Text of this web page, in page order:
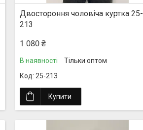
Двостороння чоловіча куртка 25-
213
1 080 ₴
В наявності
Тільки оптом
25-213
Купити